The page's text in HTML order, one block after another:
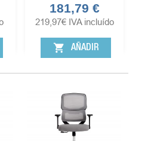
Precio
181,79 €
219,97€ IVA incluído
shopping_cart AÑADIR